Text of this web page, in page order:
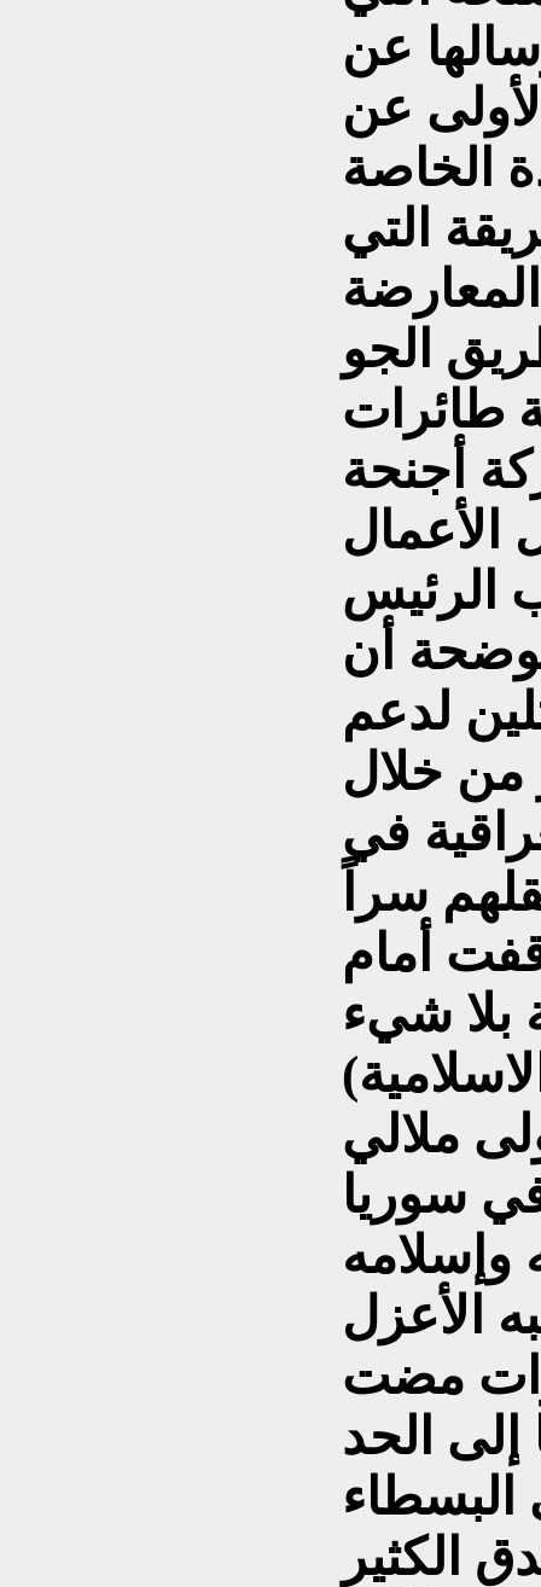
عن
عن
الخاصة
التي
الجو
طائرات
أجنحة
الأعمال
الرئيس
أن
لدعم
من خلال
في
أمام
بلا شيء
ملالي
سوريا
وإسلامه
مضت
الحد
البسطاء
الكثير